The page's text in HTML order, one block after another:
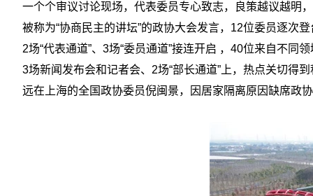
一个个审议讨论现场，代表委员专心致志，良策越议越明
被称为“协商民主的讲坛”的政协大会发言，12位委员逐次
2场“代表通道”、3场“委员通道”接连开启 ，40位来自不
3场新闻发布会和记者会、2场“部长通道”上，热点关切得
远在上海的全国政协委员倪闽景，因居家隔离原因缺席政